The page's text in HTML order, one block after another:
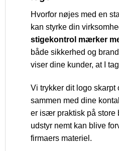
Hvorfor nøjes med en
kan styrke din
stigekontrol mærker
både sikkerhed og
viser dine kunder, at I
Vi trykker dit logo
sammen med dine
er især praktisk på store
udstyr nemt kan blive
firmaers materiel.